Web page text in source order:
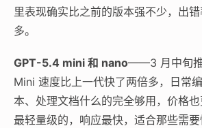
里表现确实比之前的版本强不少，出
多。
GPT-5.4 mini 和 nano——3 月中旬推
Mini 速度比上一代快了两倍多，日常
本、处理文档什么的完全够用，价格
最轻量级的，响应最快，适合那些需